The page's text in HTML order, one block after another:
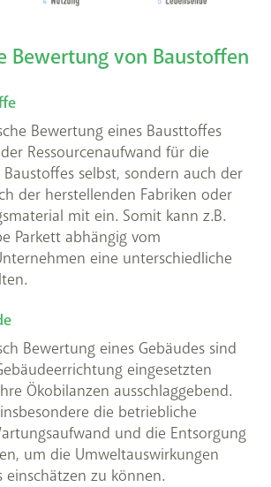
Bewertung von Baustoffen
Bewertung eines Bausttoffes
Ressourcenaufwand für die
Baustoffes selbst, sondern auch der
der herstellenden Fabriken oder
mit ein. Somit kann z.B.
Parkett abhängig vom
eine unterschiedliche
Bewertung eines Gebäudes sind
eingesetzten
Ökobilanzen ausschlaggebend.
die betriebliche
und die Entsorgung
um die Umweltauswirkungen
einschätzen zu können.